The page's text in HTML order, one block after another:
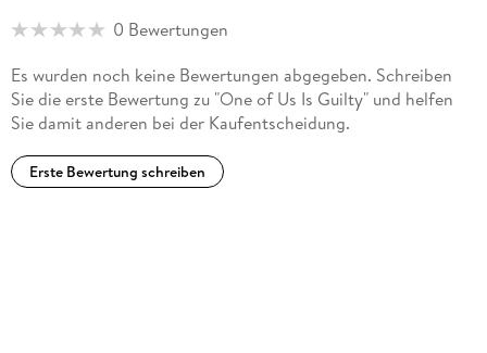
0 Bewertungen
Es wurden noch keine Bewertungen abgegeben. Schreiben
Sie die erste Bewertung zu "One of Us Is Guilty" und helfen
Sie damit anderen bei der Kaufentscheidung.
Erste Bewertung schreiben